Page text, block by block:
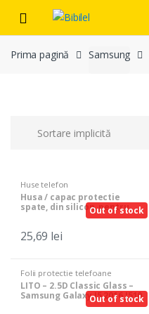
navigation
content
Prima pagină Samsung
Huse telefon
Husa / capac protectie
spate, din silicon, pentru
Samsung Galaxy J5 2016, Alb
Out of stock
25,69 lei
Folii protectie telefoane
LITO – 2.5D Classic Glass –
Samsung Galaxy J5 2016 J510
Out of stock